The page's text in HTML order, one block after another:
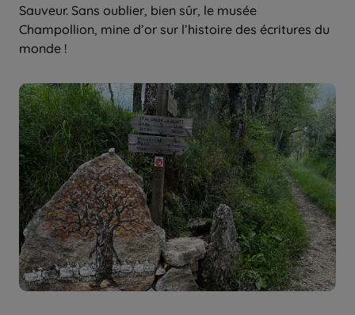
Sauveur. Sans oublier, bien sûr, le musée
Champollion, mine d’or sur l’histoire des écritures du
monde !